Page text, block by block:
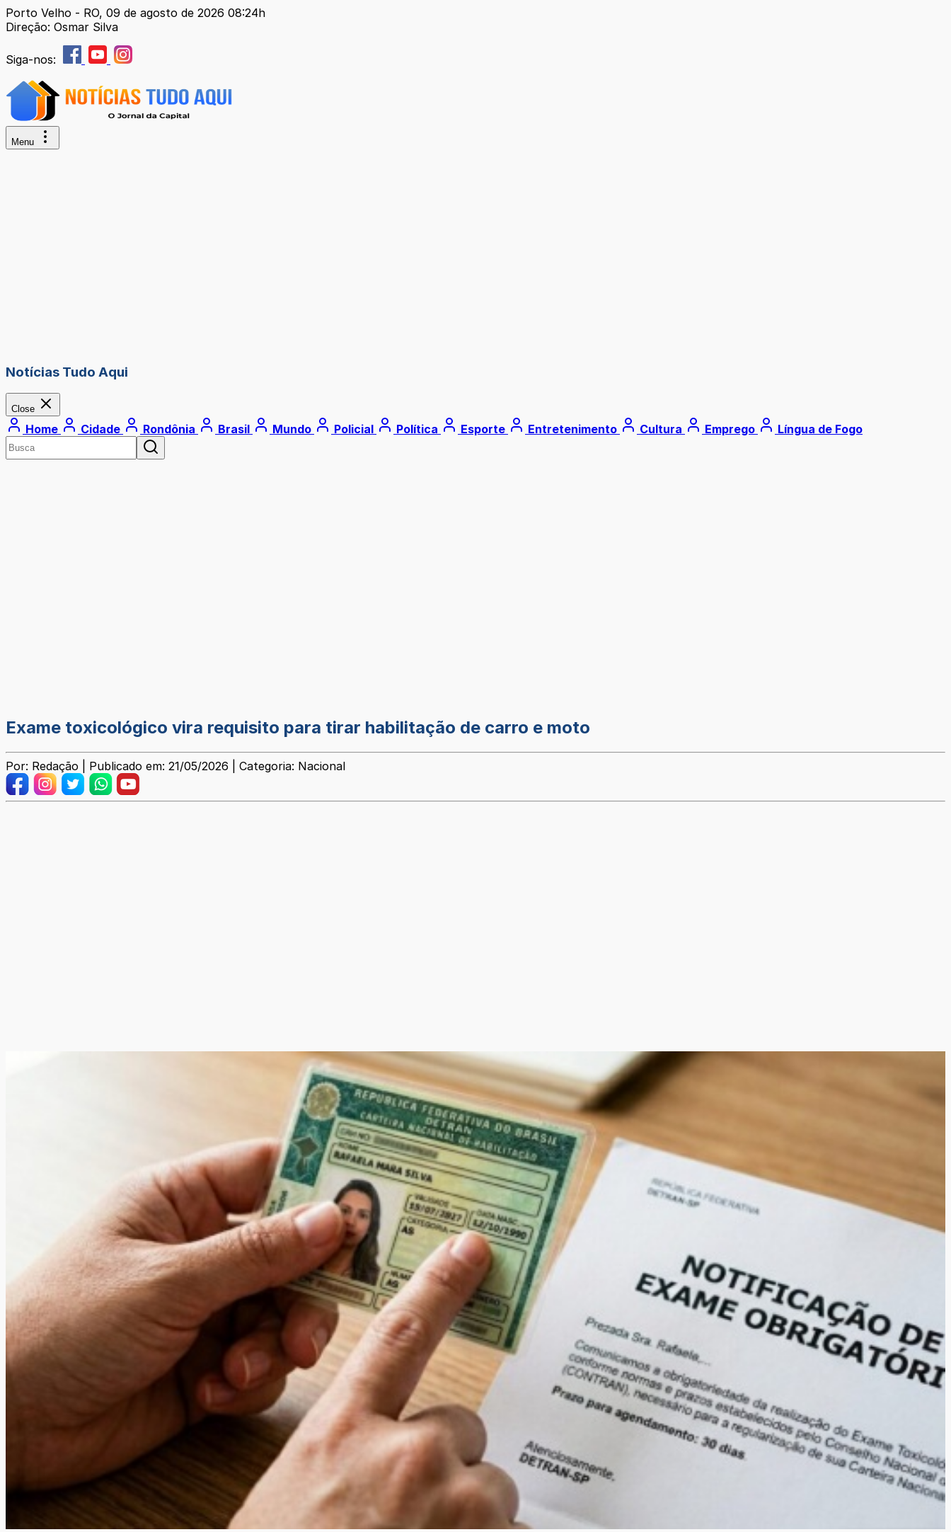
Porto Velho - RO, 09 de agosto de 2026 08:24h
Direção: Osmar Silva
Siga-nos:
Menu
Notícias Tudo Aqui
Close
Home Cidade Rondônia Brasil Mundo Policial Política Esporte Entretenimento Cultura Emprego Língua de Fogo
Exame toxicológico vira requisito para tirar habilitação de carro e moto
Por: Redação | Publicado em: 21/05/2026 | Categoria: Nacional